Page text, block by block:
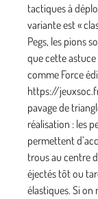
tactiques à
variante est «
Pegs, les pions
que cette
comme Force
https://
pavage de
réalisation : les
permettent
trous au centre
éjectés tôt ou
élastiques. Si on